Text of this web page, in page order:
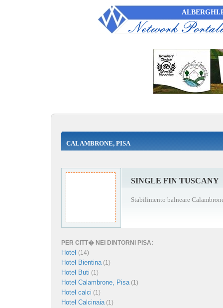
CALAMBRONE, PISA
SINGLE FIN TUSCANY
Stabilimento balneare
PER CITT� NEI DINTORNI PISA:
Hotel (14)
Hotel Bientina(1)
Hotel Buti (1)
Hotel Calambrone, Pisa(1)
Hotel calci (1)
Hotel Calcinaia(1)